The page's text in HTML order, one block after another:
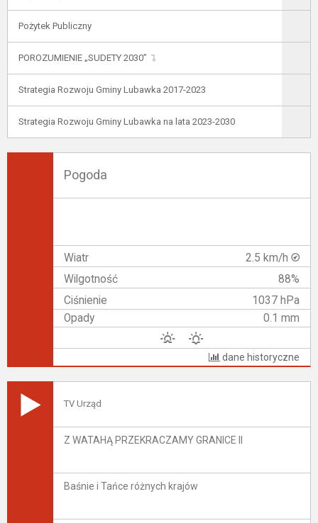
Pożytek Publiczny
POROZUMIENIE „SUDETY 2030”
Strategia Rozwoju Gminy Lubawka 2017-2023
Strategia Rozwoju Gminy Lubawka na lata 2023-2030
Pogoda
Wiatr
2.5 km/h
Wilgotność
88%
Ciśnienie
1037 hPa
Opady
0.1 mm
dane historyczne
TV Urząd
Z WATAHĄ PRZEKRACZAMY GRANICE II
Baśnie i Tańce różnych krajów